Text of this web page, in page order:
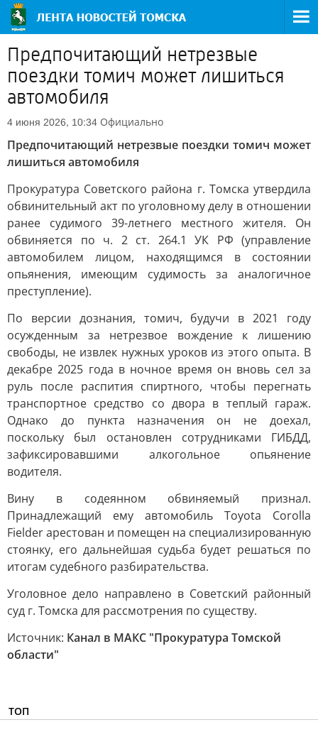
Предпочитающий нетрезвые
поездки томич может лишиться
автомобиля
4 июня 2026, 10:34 Официально
Предпочитающий нетрезвые поездки томич может
лишиться автомобиля
Прокуратура Советского района г. Томска утвердила
обвинительный акт по уголовному делу в отношении
ранее судимого 39-летнего местного жителя. Он
обвиняется по ч. 2 ст. 264.1 УК РФ (управление
автомобилем лицом, находящимся в состоянии
опьянения, имеющим судимость за аналогичное
преступление).
По версии дознания, томич, будучи в 2021 году
осужденным за нетрезвое вождение к лишению
свободы, не извлек нужных уроков из этого опыта. В
декабре 2025 года в ночное время он вновь сел за
руль после распития спиртного, чтобы перегнать
транспортное средство со двора в теплый гараж.
Однако до пункта назначения он не доехал,
поскольку был остановлен сотрудниками ГИБДД,
зафиксировавшими алкогольное опьянение
водителя.
Вину в содеянном обвиняемый признал.
Принадлежащий ему автомобиль Toyota Corolla
Fielder арестован и помещен на специализированную
стоянку, его дальнейшая судьба будет решаться по
итогам судебного разбирательства.
Уголовное дело направлено в Советский районный
суд г. Томска для рассмотрения по существу.
Источник: Канал в МАКС "Прокуратура Томской
области"
ТОП